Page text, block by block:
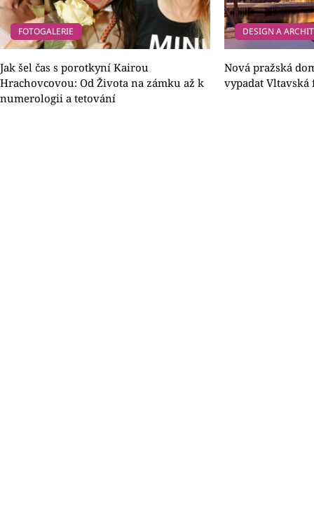
FOTOGALERIE
Jak šel čas s porotkyní Kairou
Hrachovcovou: Od Života na zámku až k
numerologii a tetování
DESIGN A
Nová pražská
vypadat